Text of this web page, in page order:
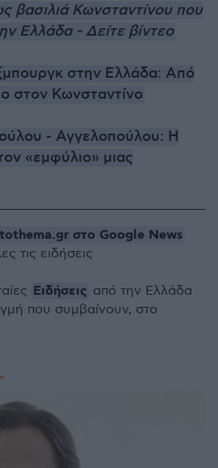
βασιλιά Κωνσταντίνου που
Ελλάδα - Δείτε βίντεο
στην Ελλάδα: Από
στον Κωνσταντίνο
- Αγγελοπούλου: Η
«εμφύλιο» μιας
στο Google News
τις ειδήσεις
Ειδήσεις από την Ελλάδα
που συμβαίνουν, στο